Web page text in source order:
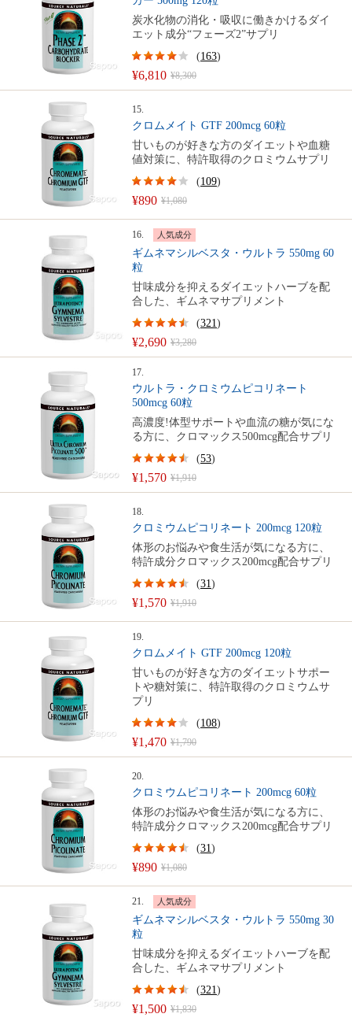
炭水化物の消化・吸収に働きかけるダイ
エット成分“フェーズ2”サプリ
¥6,810 ¥8,300
(163)
15.
クロムメイト GTF 200mcg 60粒
甘いものが好きな方のダイエットや血糖
値対策に、特許取得のクロミウムサプリ
¥890 ¥1,080
(109)
16. 人気成分
ギムネマシルベスタ・ウルトラ 550mg 60
粒
甘味成分を抑えるダイエットハーブを配
合した、ギムネマサプリメント
¥2,690 ¥3,280
(321 )
17.
ウルトラ・クロミウムピコリネート
500mcg 60粒
高濃度!体型サポートや血流の糖が気にな
る方に、クロマックス500mcg配合サプリ
¥1,570 ¥1,910
(53)
18.
クロミウムピコリネート 200mcg 120粒
体形のお悩みや食生活が気になる方に、
特許成分クロマックス200mcg配合サプリ
¥1,570 ¥1,910
(31 )
19.
クロムメイト GTF 200mcg 120粒
甘いものが好きな方のダイエットサポー
トや糖対策に、特許取得のクロミウムサ
プリ
¥1,470 ¥1,790
(108)
20.
クロミウムピコリネート 200mcg 60粒
体形のお悩みや食生活が気になる方に、
特許成分クロマックス200mcg配合サプリ
¥890 ¥1,080
(31 )
21. 人気成分
ギムネマシルベスタ・ウルトラ 550mg 30
粒
甘味成分を抑えるダイエットハーブを配
合した、ギムネマサプリメント
¥1,500 ¥1,830
(321 )